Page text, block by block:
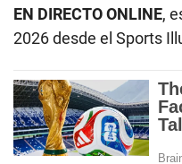
EN DIRECTO ONLINE,
2026 desde el Sports